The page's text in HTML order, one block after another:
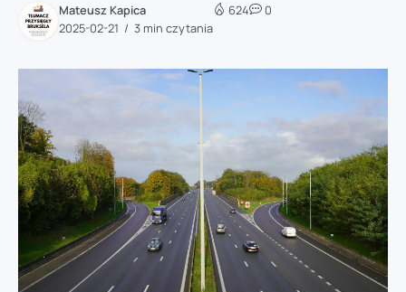
Mateusz Kapica
2025-02-21
3 min czytania
624 0